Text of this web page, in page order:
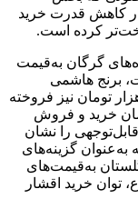
کاهش قدرت خرید
کرده است.
گرگان به‌قیمت
برنج هاشمی
نیز در برخی از فروشگاه‌ها تا ۳۷۰ هزار تومان نیز فروخته
نیز تا ۲۵۰ هزار تومان خرید و فروش
را نشان
به‌عنوان گزینه‌های
به‌قیمت‌های
توان خرید اقشار